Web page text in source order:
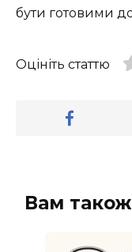
бути готовими
Оцініть статтю
Вам